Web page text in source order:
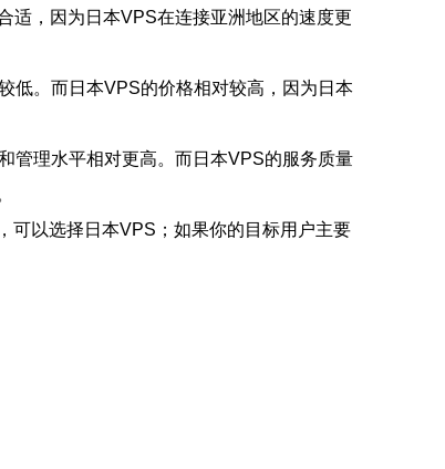
适，因为日本VPS在连接亚洲地区的速度更
低。而日本VPS的价格相对较高，因为日本
管理水平相对更高。而日本VPS的服务质量
可以选择日本VPS；如果你的目标用户主要